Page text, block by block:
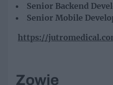
Senior Backend
Senior Mobile
https://
Zowie